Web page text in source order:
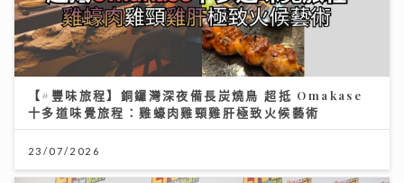
【#豐味旅程】銅鑼灣深夜備長炭燒鳥 超抵 Omakase
十多道味覺旅程：雞蠔肉雞頸雞肝極致火候藝術
23/07/2026